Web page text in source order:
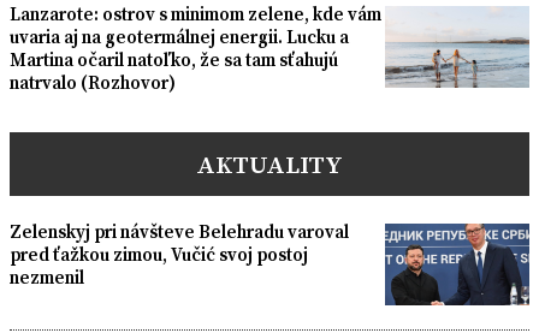
Lanzarote: ostrov s minimom zelene, kde vám
uvaria aj na geotermálnej energii. Lucku a
Martina očaril natoľko, že sa tam sťahujú
natrvalo (Rozhovor)
AKTUALITY
Zelenskyj pri návšteve Belehradu varoval
pred ťažkou zimou, Vučić svoj postoj
nezmenil